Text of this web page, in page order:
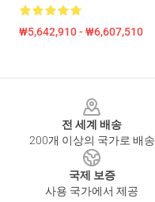
₩5,642,910 - ₩6,607,510
전 세계 배송
200개 이상의 국가로 배송
국제 보증
사용 국가에서 제공